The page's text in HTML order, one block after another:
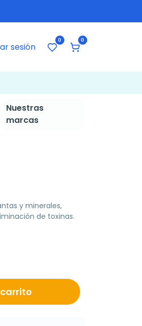
sesión
0 0
Nuestras
marcas
y minerales,
de toxinas.